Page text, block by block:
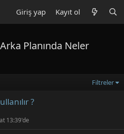
Giriş yap Kayıt ol
Planında Neler
Filtreler
?
13:39'de